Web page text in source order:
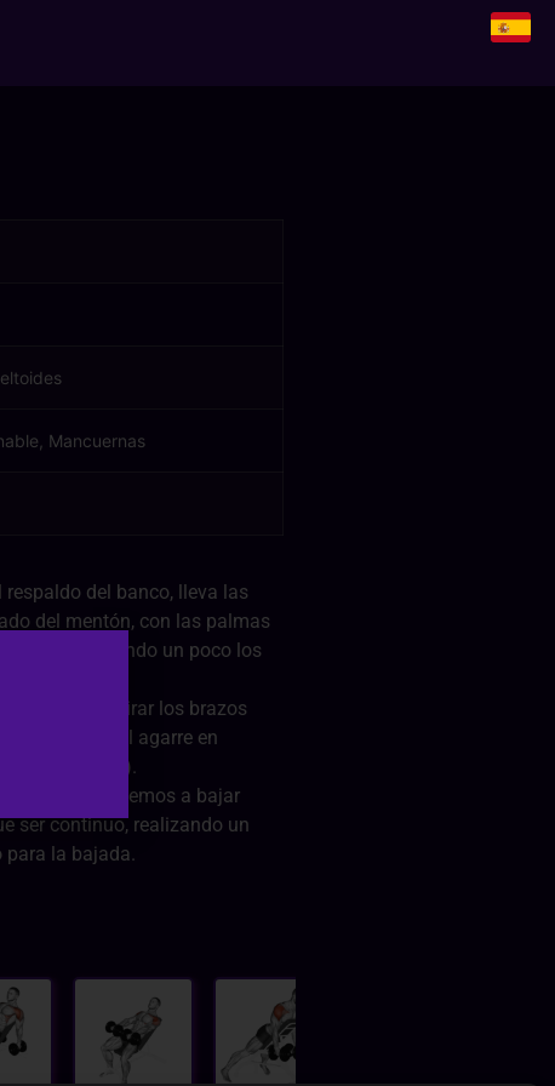
Mancuernas
del banco, lleva las
del mentón, con las palmas
moviendo un poco los
inicial.
hasta estirar los brazos
dejando el agarre en
al frente).
flexión volvemos a bajar
ser continuo, realizando un
la bajada.